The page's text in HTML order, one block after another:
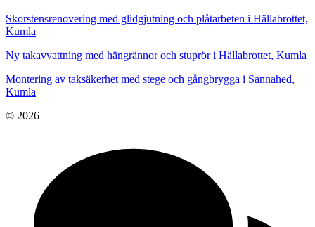
Skorstensrenovering med glidgjutning och plåtarbeten i Hällabrottet,
Kumla
Ny takavvattning med hängrännor och stuprör i Hällabrottet, Kumla
Montering av taksäkerhet med stege och gångbrygga i Sannahed,
Kumla
© 2026